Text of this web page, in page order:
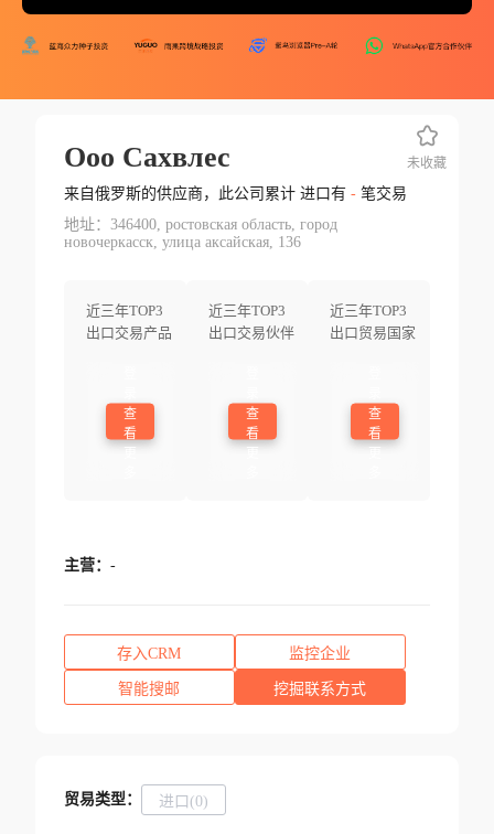
Ооо Сахвлес
来自俄罗斯的供应商，此公司累计 进口有 -笔交易
地址：346400, ростовская область, город
новочеркасск, улица аксайская, 136
近三年TOP3
出口交易产品
查
看
近三年TOP3
出口交易伙伴
查
看
近三年TOP3
出口贸易国家
查
看
未收藏
主营： -
存入CRM 监控企业
智能搜邮 挖掘联系方式
贸易类型： 进口(0)